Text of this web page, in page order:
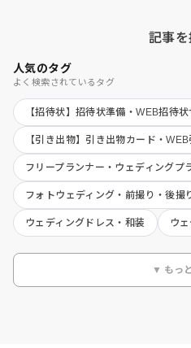
記事を
人気のタグ
よく検索されているタグ
【招待状】招待状準備・WEB招待
【引き出物】引き出物カード・
フリープランナー・ウェディングプ
フォトウェディング・前撮り・後撮
ウェディングドレス・和装 ウ
▼ もっ